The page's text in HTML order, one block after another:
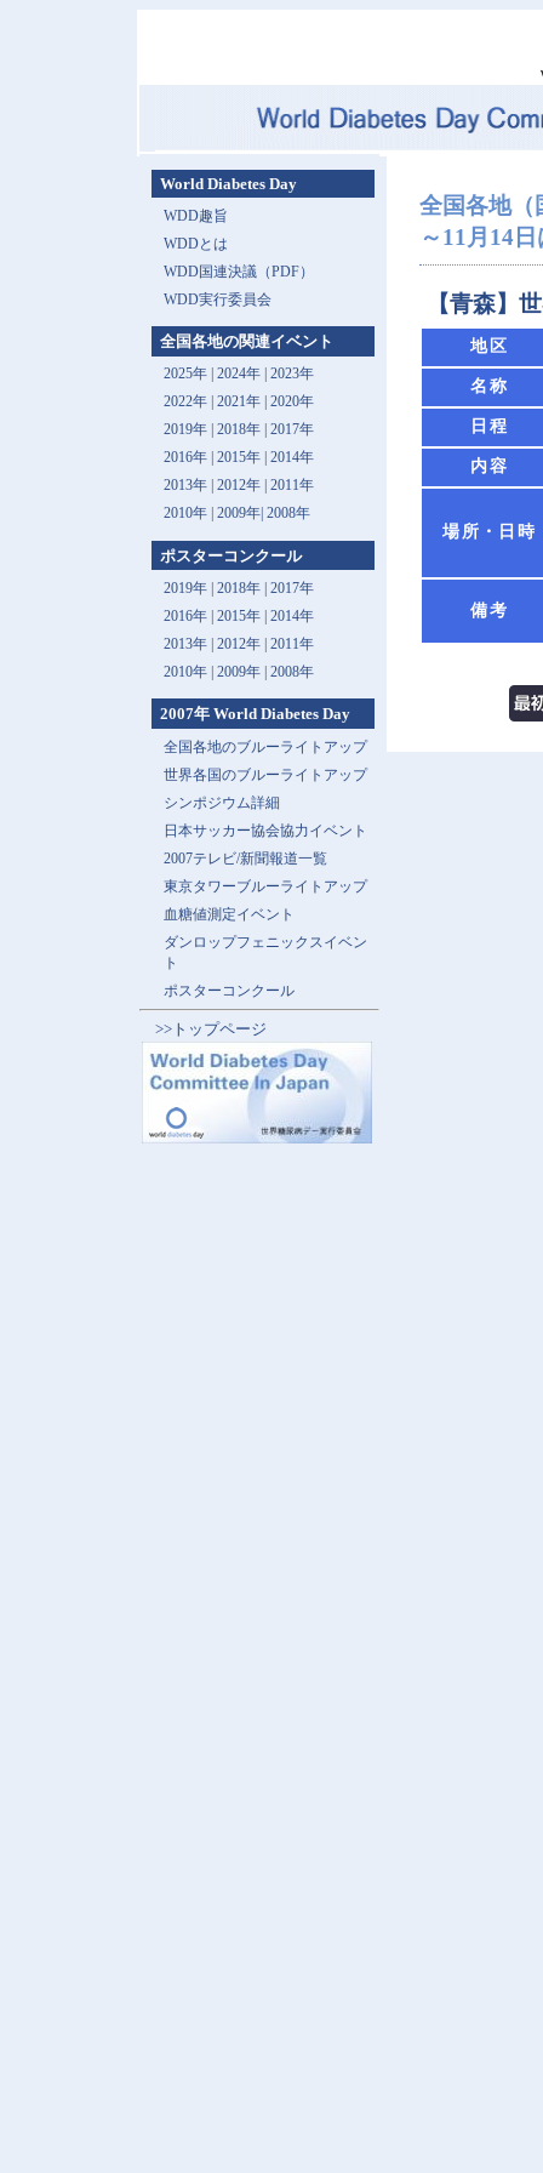
全国各地（
～11月14
【青森】
地区
名称
日程
内容
場所・日時
備考
World Diabetes Day
WDD趣旨
WDDとは
WDD国連決議（PDF）
WDD実行委員会
全国各地の関連イベント
2025年| 2024年| 2023年
2022年| 2021年| 2020年
2019年| 2018年| 2017年
2016年| 2015年| 2014年
2013年 | 2012年| 2011年
2010年| 2009年| 2008年
ポスターコンクール
2019年 | 2018年 | 2017年
2016年 | 2015年 | 2014年
2013年 | 2012年 | 2011年
2010年 | 2009年 | 2008年
2007年 World Diabetes Day
全国各地のブルーライトアップ
世界各国のブルーライトアップ
シンポジウム詳細
日本サッカー協会協力イベント
2007テレビ/新聞報道一覧
東京タワーブルーライトアップ
血糖値測定イベント
ダンロップフェニックスイベン
ト
ポスターコンクール
>>トップページ